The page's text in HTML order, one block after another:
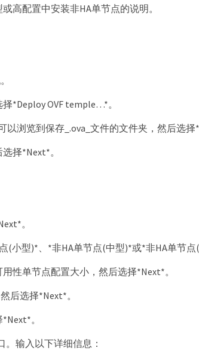
高配置中安装非HA单节点的说明。
*Deploy OVF temple…​*。
以浏览到保存_.ova_文件的文件夹，然后选择
择*Next*。
。
(小型)*、*非HA单节点(中型)*或*非HA单节点(
性单节点配置大小，然后选择*Next*。
后选择*Next*。
。
输入以下详细信息：